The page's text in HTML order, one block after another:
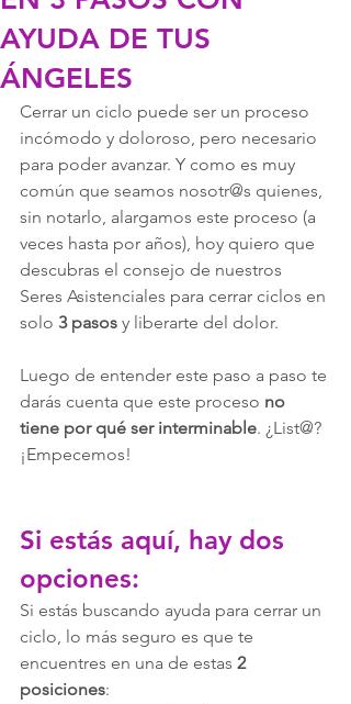
AYUDA DE TUS
ÁNGELES
Cerrar un ciclo puede ser un proceso
incómodo y doloroso, pero necesario
para poder avanzar. Y como es muy
común que seamos nosotr@s quienes,
sin notarlo, alargamos este proceso (a
veces hasta por años), hoy quiero que
descubras el consejo de nuestros
Seres Asistenciales para cerrar ciclos en
solo 3 pasos y liberarte del dolor.
Luego de entender este paso a paso te
darás cuenta que este proceso no
tiene por qué ser interminable. ¿List@?
¡Empecemos!
Si estás aquí, hay dos
opciones:
Si estás buscando ayuda para cerrar un
ciclo, lo más seguro es que te
encuentres en una de estas 2
posiciones: